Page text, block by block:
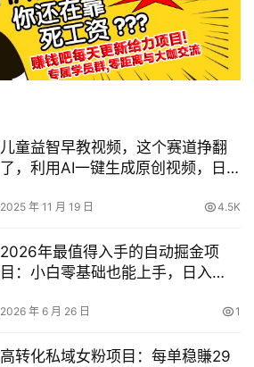
儿童益智早教视频，这个赛道挣翻
了，利用AI一键生成原创视频，日
2025 年 11 月 19 日 4.5K
2026年最值得入手的自动掘金项
目：小白零基础也能上手，日入
2026 年 6 月 26 日 1
高转化私域女粉项目：每单稳賺29